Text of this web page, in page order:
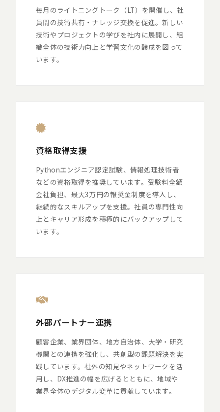
毎月のライトニングトーク（LT）を開催し、社
員間の技術共有・ナレッジ交換を促進。新しい
技術やプロジェクトの学びを社内に展開し、組
織全体の技術力向上と学習文化の醸成を図って
います。
資格取得支援
Pythonエンジニア認定試験、情報処理技術者
などの資格取得を推奨しています。受験料全額
会社負担、最大3万円の報奨金制度を導入し、
継続的なスキルアップを支援。社員の専門性向
上とキャリア形成を積極的にバックアップして
います。
外部パートナー連携
顧客企業、業界団体、地方自治体、大学・研究
機関との連携を強化し、共創型の課題解決を実
践しています。社外の知見やネットワークを活
用し、DX推進の幅を広げるとともに、地域や
業界全体のデジタル変革に貢献しています。